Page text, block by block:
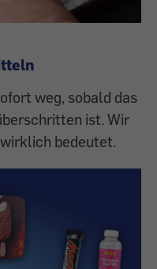
weg, sobald das
ist. Wir
bedeutet.